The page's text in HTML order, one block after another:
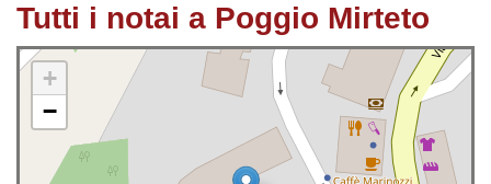
Tutti i notai a Poggio Mirteto
+
−